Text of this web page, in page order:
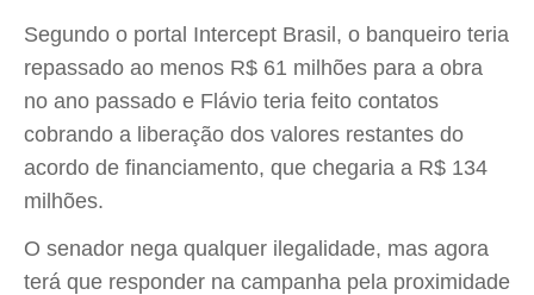
Segundo o portal Intercept Brasil, o banqueiro teria
repassado ao menos R$ 61 milhões para a obra
no ano passado e Flávio teria feito contatos
cobrando a liberação dos valores restantes do
acordo de financiamento, que chegaria a R$ 134
milhões.
O senador nega qualquer ilegalidade, mas agora
terá que responder na campanha pela proximidade